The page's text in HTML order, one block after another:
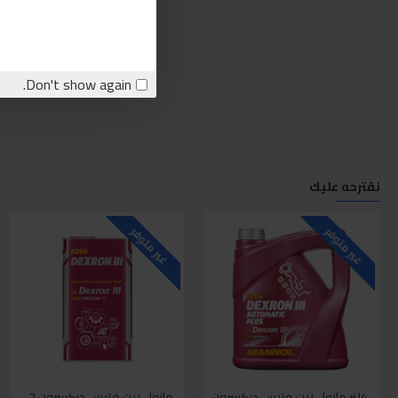
Don't show again.
نقترحه عليك
غير متوفر غير متوفر